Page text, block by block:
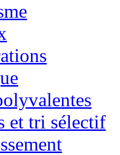
et tri sélectif